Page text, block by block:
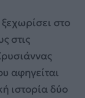
στο
στις
αφηγείται
ιστορία δύο